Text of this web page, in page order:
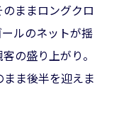
ままロングクロ
ルのネットが揺
の盛り上がり。
ま後半を迎えま